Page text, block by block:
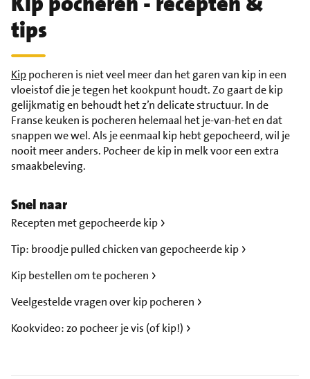
tips
Kippocheren is niet veel meer dan het garen van kip in een
vloeistof die je tegen het kookpunt houdt. Zo gaart de kip
gelijkmatig en behoudt het z’n delicate structuur. In de
Franse keuken is pocheren helemaal het je-van-het en dat
snappen we wel. Als je eenmaal kip hebt gepocheerd, wil je
nooit meer anders. Pocheer de kip in melk voor een extra
smaakbeleving.
Snel naar
Recepten met gepocheerde kip
Tip: broodje pulled chicken van gepocheerde kip
Kip bestellen om te pocheren
Veelgestelde vragen over kip pocheren
Kookvideo: zo pocheer je vis (of kip!)